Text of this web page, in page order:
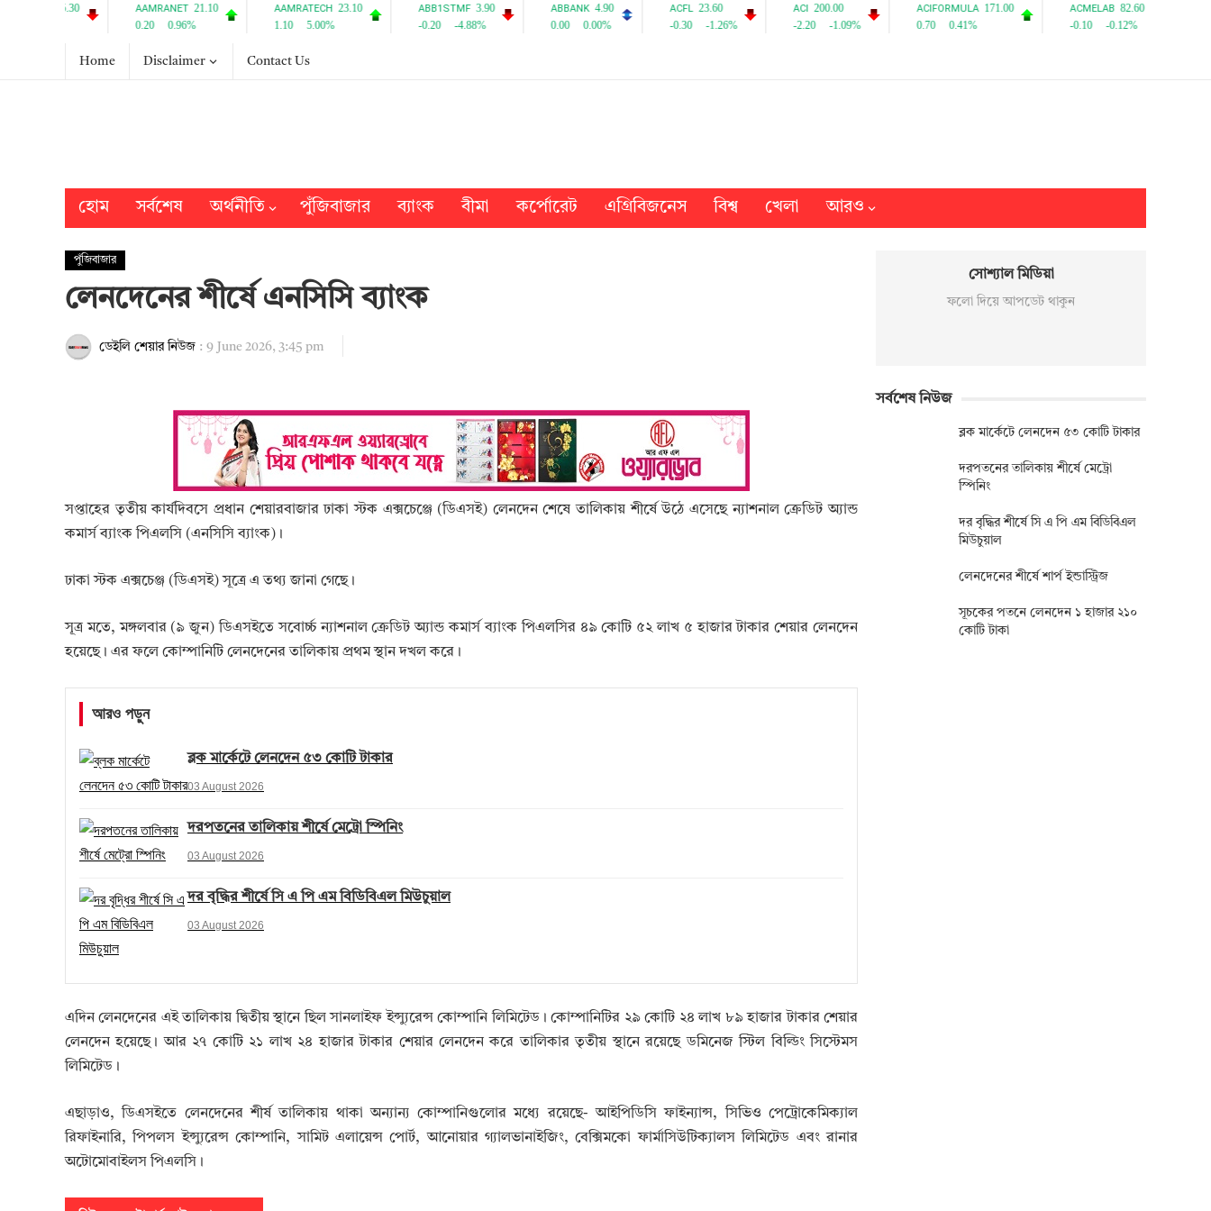
Home Disclaimer Contact Us
হোম সর্বশেষ অর্থনীতি পুঁজিবাজার ব্যাংক বীমা কর্পোরেট এগ্রিবিজনেস বিশ্ব খেলা আরও
পুঁজিবাজার
লেনদেনের শীর্ষে এনসিসি ব্যাংক
ডেইলি শেয়ার নিউজ : 9 June 2026, 3:45 pm
সপ্তাহের তৃতীয় কার্যদিবসে প্রধান শেয়ারবাজার ঢাকা স্টক এক্সচেঞ্জে (ডিএসই) লেনদেন শেষে তালিকায় শীর্ষে উঠে এসেছে ন্যাশনাল ক্রেডিট অ্যান্ড
কমার্স ব্যাংক পিএলসি (এনসিসি ব্যাংক)।
ঢাকা স্টক এক্সচেঞ্জ (ডিএসই) সূত্রে এ তথ্য জানা গেছে।
সূত্র মতে, মঙ্গলবার (৯ জুন) ডিএসইতে সবোর্চ্চ ন্যাশনাল ক্রেডিট অ্যান্ড কমার্স ব্যাংক পিএলসির ৪৯ কোটি ৫২ লাখ ৫ হাজার টাকার শেয়ার লেনদেন
হয়েছে। এর ফলে কোম্পানিটি লেনদেনের তালিকায় প্রথম স্থান দখল করে।
আরও পড়ুন
ব্লক মার্কেটে লেনদেন ৫৩ কোটি টাকার
03 August 2026
দরপতনের তালিকায় শীর্ষে মেট্রো স্পিনিং
03 August 2026
দর বৃদ্ধির শীর্ষে সি এ পি এম বিডিবিএল মিউচুয়াল
03 August 2026
এদিন লেনদেনের এই তালিকায় দ্বিতীয় স্থানে ছিল সানলাইফ ইন্স্যুরেন্স কোম্পানি লিমিটেড। কোম্পানিটির ২৯ কোটি ২৪ লাখ ৮৯ হাজার টাকার শেয়ার
লেনদেন হয়েছে। আর ২৭ কোটি ২১ লাখ ২৪ হাজার টাকার শেয়ার লেনদেন করে তালিকার তৃতীয় স্থানে রয়েছে ডমিনেজ স্টিল বিল্ডিং সিস্টেমস
লিমিটেড।
এছাড়াও, ডিএসইতে লেনদেনের শীর্ষ তালিকায় থাকা অন্যান্য কোম্পানিগুলোর মধ্যে রয়েছে- আইপিডিসি ফাইন্যান্স, সিভিও পেট্রোকেমিক্যাল
রিফাইনারি, পিপলস ইন্স্যুরেন্স কোম্পানি, সামিট এলায়েন্স পোর্ট, আনোয়ার গ্যালভানাইজিং, বেক্সিমকো ফার্মাসিউটিক্যালস লিমিটেড এবং রানার
অটোমোবাইলস পিএলসি।
সোশ্যাল মিডিয়া
ফলো দিয়ে আপডেট থাকুন
সর্বশেষ নিউজ
ব্লক মার্কেটে লেনদেন ৫৩ কোটি টাকার
দরপতনের তালিকায় শীর্ষে মেট্রো
স্পিনিং
দর বৃদ্ধির শীর্ষে সি এ পি এম বিডিবিএল
মিউচুয়াল
লেনদেনের শীর্ষে শার্প ইন্ডাস্ট্রিজ
সূচকের পতনে লেনদেন ১ হাজার ২১০
কোটি টাকা